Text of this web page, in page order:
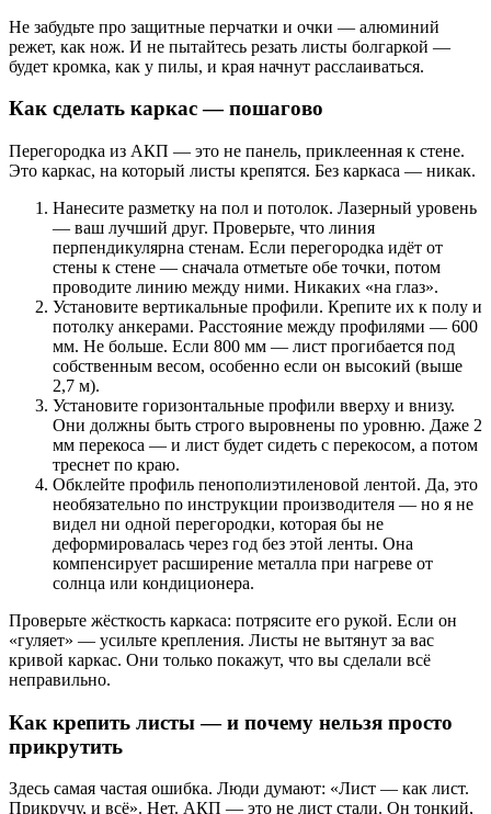
Не забудьте про защитные перчатки и очки — алюминий
режет, как нож. И не пытайтесь резать листы болгаркой —
будет кромка, как у пилы, и края начнут расслаиваться.
Как сделать каркас — пошагово
Перегородка из АКП — это не панель, приклеенная к стене.
Это каркас, на который листы крепятся. Без каркаса — никак.
Нанесите разметку на пол и потолок. Лазерный уровень
— ваш лучший друг. Проверьте, что линия
перпендикулярна стенам. Если перегородка идёт от
стены к стене — сначала отметьте обе точки, потом
проводите линию между ними. Никаких «на глаз».
Установите вертикальные профили. Крепите их к полу и
потолку анкерами. Расстояние между профилями — 600
мм. Не больше. Если 800 мм — лист прогибается под
собственным весом, особенно если он высокий (выше
2,7 м).
Установите горизонтальные профили вверху и внизу.
Они должны быть строго выровнены по уровню. Даже 2
мм перекоса — и лист будет сидеть с перекосом, а потом
треснет по краю.
Обклейте профиль пенополиэтиленовой лентой. Да, это
необязательно по инструкции производителя — но я не
видел ни одной перегородки, которая бы не
деформировалась через год без этой ленты. Она
компенсирует расширение металла при нагреве от
солнца или кондиционера.
Проверьте жёсткость каркаса: потрясите его рукой. Если он
«гуляет» — усильте крепления. Листы не вытянут за вас
кривой каркас. Они только покажут, что вы сделали всё
неправильно.
Как крепить листы — и почему нельзя просто
прикрутить
Здесь самая частая ошибка. Люди думают: «Лист — как лист.
Прикручу, и всё». Нет. АКП — это не лист стали. Он тонкий,